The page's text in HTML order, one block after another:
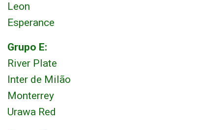
Leon
Esperance
Grupo E:
River Plate
Inter de Milão
Monterrey
Urawa Red